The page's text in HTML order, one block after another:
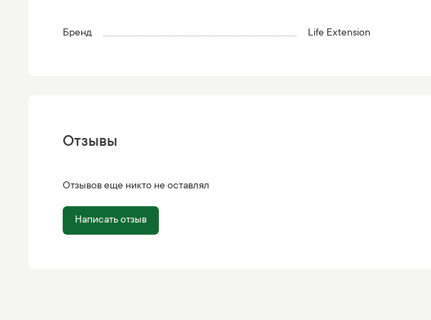
Бренд Life Extension
Отзывы
Отзывов еще никто не оставлял
Написать отзыв